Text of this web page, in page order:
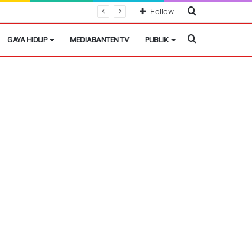
Cari
Follow
GAYA HIDUP MEDIABANTEN TV PUBLIK Cari